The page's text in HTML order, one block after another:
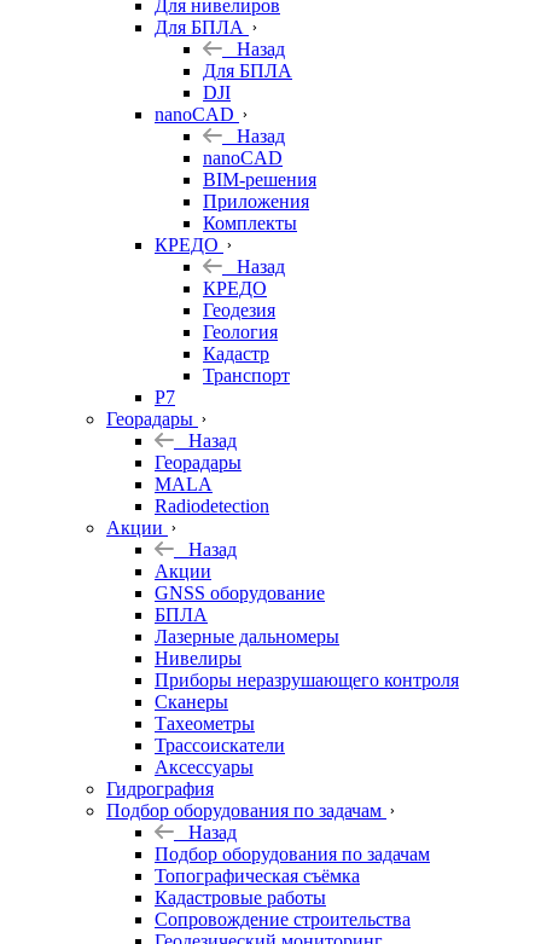
Для нивелиров
Для БПЛА
Назад
Для БПЛА
DJI
nanoCAD
Назад
nanoCAD
BIM-решения
Приложения
Комплекты
КРЕДО
Назад
КРЕДО
Геодезия
Геология
Кадастр
Транспорт
Р7
Георадары
Назад
Георадары
MALA
Radiodetection
Акции
Назад
Акции
GNSS оборудование
БПЛА
Лазерные дальномеры
Нивелиры
Приборы неразрушающего контроля
Сканеры
Тахеометры
Трассоискатели
Аксессуары
Гидрография
Подбор оборудования по задачам
Назад
Подбор оборудования по задачам
Топографическая съёмка
Кадастровые работы
Сопровождение строительства